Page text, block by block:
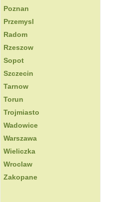
Poznan
Przemysl
Radom
Rzeszow
Sopot
Szczecin
Tarnow
Torun
Trojmiasto
Wadowice
Warszawa
Wieliczka
Wroclaw
Zakopane